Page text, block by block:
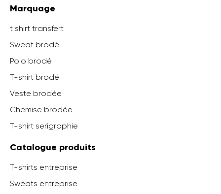
Marquage
t shirt transfert
Sweat brodé
Polo brodé
T-shirt brodé
Veste brodée
Chemise brodée
T-shirt serigraphie
Catalogue produits
T-shirts entreprise
Sweats entreprise